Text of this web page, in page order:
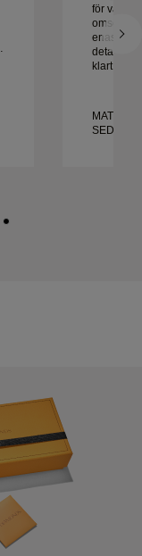
för våra
omsorg
detalj
klart i tid.
SEDAN